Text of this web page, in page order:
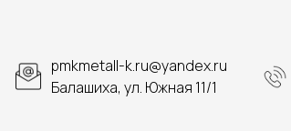
pmkmetall-k.ru@yandex.ru
Балашиха, ул. Южная 11/1